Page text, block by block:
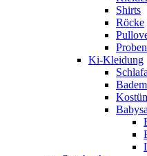
Shirts
Röcke
Ki-Kleidung